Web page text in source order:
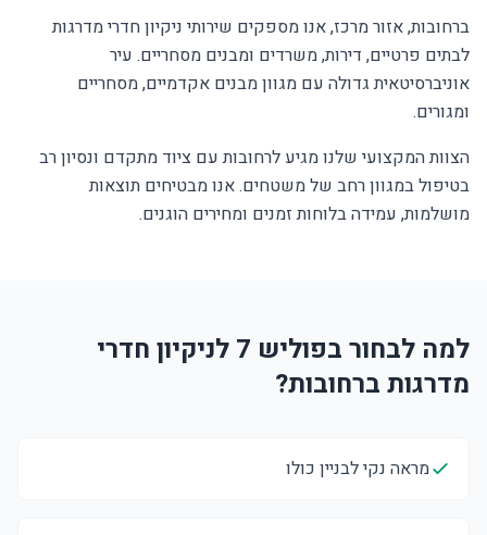
ברחובות, אזור מרכז, אנו מספקים שירותי ניקיון חדרי מדרגות
לבתים פרטיים, דירות, משרדים ומבנים מסחריים. עיר
אוניברסיטאית גדולה עם מגוון מבנים אקדמיים, מסחריים
ומגורים.
הצוות המקצועי שלנו מגיע לרחובות עם ציוד מתקדם ונסיון רב
בטיפול במגוון רחב של משטחים. אנו מבטיחים תוצאות
מושלמות, עמידה בלוחות זמנים ומחירים הוגנים.
למה לבחור בפוליש 7 לניקיון חדרי
מדרגות ברחובות?
מראה נקי לבניין כולו